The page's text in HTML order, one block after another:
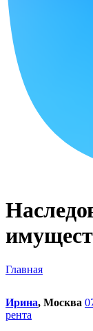
Главная
Ирина, Москва
рента